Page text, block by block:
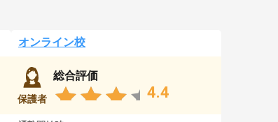
オンライン校
保護者
総合評価
4.4